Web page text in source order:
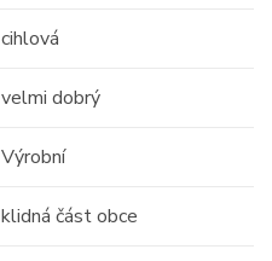
cihlová
velmi dobrý
Výrobní
klidná část obce